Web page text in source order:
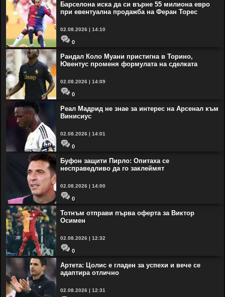
Барселона иска да си върне 55 милиона евро
при евентуална продажба на Феран Торес
02.08.2026 | 14:10
0
Рандал Коло Муани пристигна в Торино,
Ювентус променя формулата на сделката
02.08.2026 | 14:09
0
Реал Мадрид не знае за интерес на Арсенал към
Винисиус
02.08.2026 | 14:01
0
Буфон защити Пирло: Опитаха се
несправедливо да го заклеймят
02.08.2026 | 14:00
0
Тотнъм отправи първа оферта за Виктор
Осимен
02.08.2026 | 12:32
0
Артета: Цолис е гладен за успехи и вече се
адаптира отлично
02.08.2026 | 12:31